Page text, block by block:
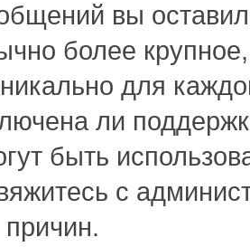
вы
более
для
ли
быть
с